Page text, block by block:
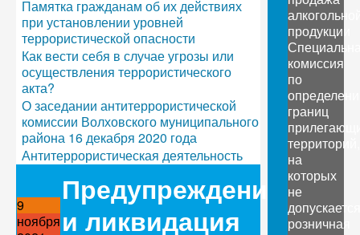
Памятка гражданам об их действиях
при установлении уровней
террористической опасности
Как вести себя в случае угрозы или
осуществления террористического
акта?
О заседании антитеррористической
комиссии Волховского муниципального
района 16 декабря 2020 года
Антитеррористическая деятельность
9
ноября
Предупреждение
и ликвидация
продукции
комиссия
по
границ
территорий,
на
которых
не
допускается
розничная